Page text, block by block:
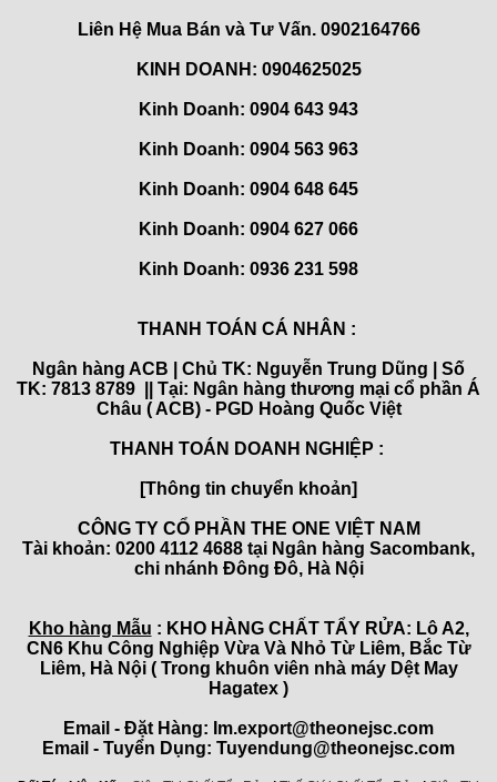
Liên Hệ Mua Bán và Tư Vấn. 0902164766
KINH DOANH: 0904625025
Kinh Doanh: 0904 643 943
Kinh Doanh: 0904 563 963
Kinh Doanh: 0904 648 645
Kinh Doanh: 0904 627 066
Kinh Doanh: 0936 231 598
THANH TOÁN CÁ NHÂN :
Ngân hàng ACB | Chủ TK: Nguyễn Trung Dũng | Số
TK: 7813 8789 || Tại: Ngân hàng thương mại cổ phần Á
Châu ( ACB) - PGD Hoàng Quốc Việt
THANH TOÁN DOANH NGHIỆP :
[Thông tin chuyển khoản]
CÔNG TY CỔ PHẦN THE ONE VIỆT NAM
Tài khoản: 0200 4112 4688 tại Ngân hàng Sacombank,
chi nhánh Đông Đô, Hà Nội
Kho hàng Mẫu : KHO HÀNG CHẤT TẨY RỬA: Lô A2,
CN6 Khu Công Nghiệp Vừa Và Nhỏ Từ Liêm, Bắc Từ
Liêm, Hà Nội ( Trong khuôn viên nhà máy Dệt May
Hagatex )
Email - Đặt Hàng: Im.export@theonejsc.com
Email - Tuyển Dụng: Tuyendung@theonejsc.com